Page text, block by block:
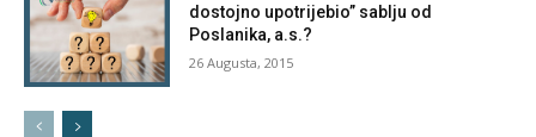
dostojno upotrijebio” sablju od
Poslanika, a.s.?
26 Augusta, 2015